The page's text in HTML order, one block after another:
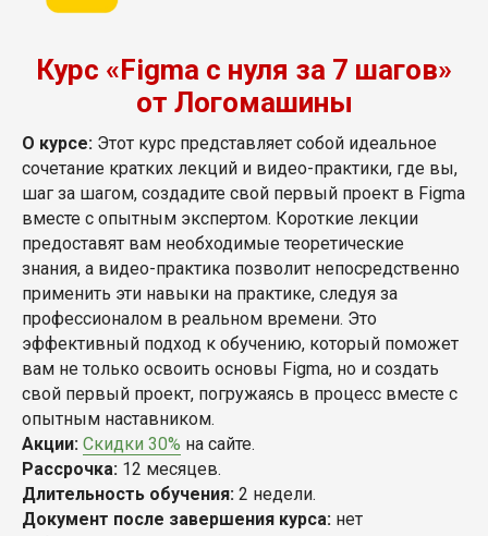
Курс «Figma с нуля за 7 шагов»
от Логомашины
О курсе: Этот курс представляет собой идеальное
сочетание кратких лекций и видео-практики, где вы,
шаг за шагом, создадите свой первый проект в Figma
вместе с опытным экспертом. Короткие лекции
предоставят вам необходимые теоретические
знания, а видео-практика позволит непосредственно
применить эти навыки на практике, следуя за
профессионалом в реальном времени. Это
эффективный подход к обучению, который поможет
вам не только освоить основы Figma, но и создать
свой первый проект, погружаясь в процесс вместе с
опытным наставником.
Акции: Скидки 30% на сайте.
Рассрочка: 12 месяцев.
Длительность обучения: 2 недели.
Документ после завершения курса: нет